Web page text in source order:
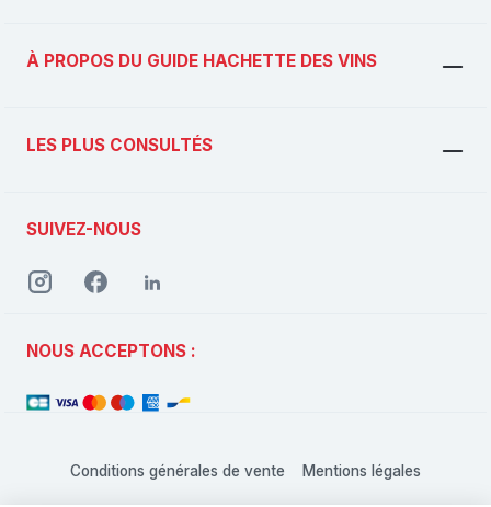
À PROPOS DU GUIDE HACHETTE DES VINS
LES PLUS CONSULTÉS
SUIVEZ-NOUS
NOUS ACCEPTONS :
Conditions générales de vente Mentions légales